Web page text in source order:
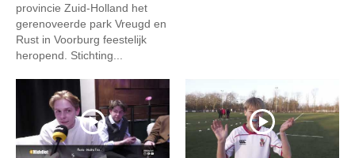
provincie Zuid-Holland het
gerenoveerde park Vreugd en
Rust in Voorburg feestelijk
heropend. Stichting...